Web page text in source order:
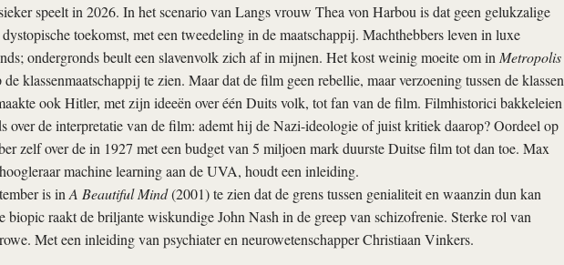
speelt in 2026. In het scenario van Langs vrouw Thea von Harbou is dat geen gelukzalige
dystopische toekomst, met een tweedeling in de maatschappij. Machthebbers leven in luxe
ondergronds beult een slavenvolk zich af in mijnen. Het kost weinig moeite om in Metropolis
klassenmaatschappij te zien. Maar dat de film geen rebellie, maar verzoening tussen de klassen
ook Hitler, met zijn ideeën over één Duits volk, tot fan van de film. Filmhistorici bakkeleien
over de interpretatie van de film: ademt hij de Nazi-ideologie of juist kritiek daarop? Oordeel op
zelf over de in 1927 met een budget van 5 miljoen mark duurste Duitse film tot dan toe. Max
machine learning aan de UVA, houdt een inleiding.
is in A Beautiful Mind(2001) te zien dat de grens tussen genialiteit en waanzin dun kan
biopic raakt de briljante wiskundige John Nash in de greep van schizofrenie. Sterke rol van
Met een inleiding van psychiater en neurowetenschapper Christiaan Vinkers.